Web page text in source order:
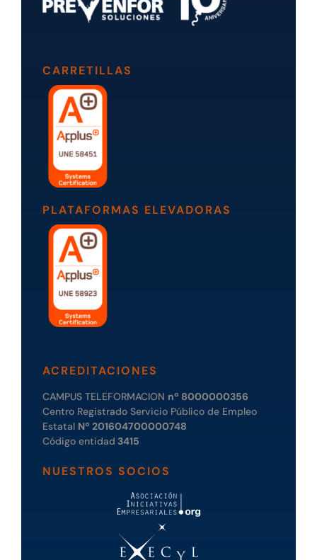
CARRETILLAS
PLATAFORMAS ELEVADORAS
ACREDITACIONES
CAMPUS TELEFORMACION nº 8000000356
Centro Registrado Servicio Público de Empleo
Estatal Nº 201604700000748
Código entidad 3415
NUESTROS SOCIOS